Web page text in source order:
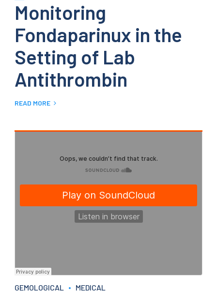
Monitoring
Fondaparinux in the
Setting of Lab
Antithrombin
READ MORE
GEMOLOGICAL MEDICAL